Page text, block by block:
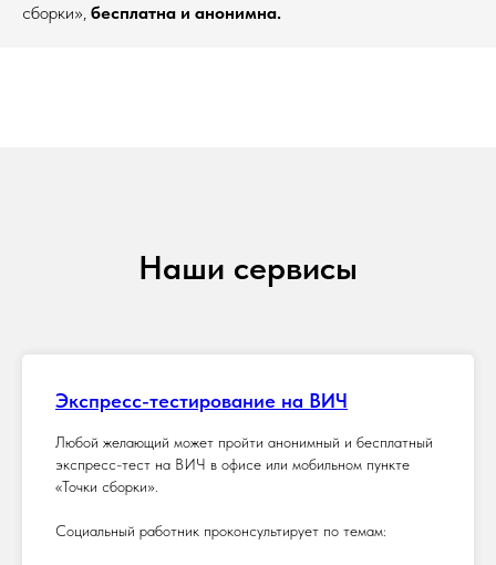
сборки», бесплатна и анонимна.
Наши сервисы
Экспресс-тестирование на ВИЧ
Любой желающий может пройти анонимный и бесплатный
экспресс-тест на ВИЧ в офисе или мобильном пункте
«Точки сборки».
Социальный работник проконсультирует по темам: